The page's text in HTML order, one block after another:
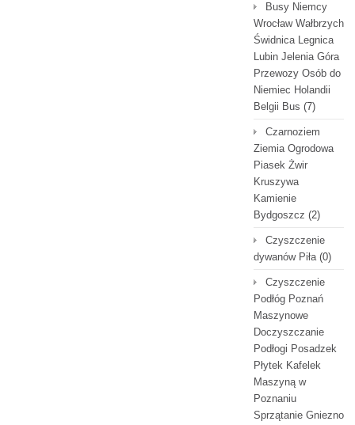
Busy Niemcy
Wrocław Wałbrzych
Świdnica Legnica
Lubin Jelenia Góra
Przewozy Osób do
Niemiec Holandii
Belgii Bus (7)
Czarnoziem
Ziemia Ogrodowa
Piasek Żwir
Kruszywa
Kamienie
Bydgoszcz (2)
Czyszczenie
dywanów Piła(0)
Czyszczenie
Podłóg Poznań
Maszynowe
Doczyszczanie
Podłogi Posadzek
Płytek Kafelek
Maszyną w
Poznaniu
Sprzątanie Gniezno